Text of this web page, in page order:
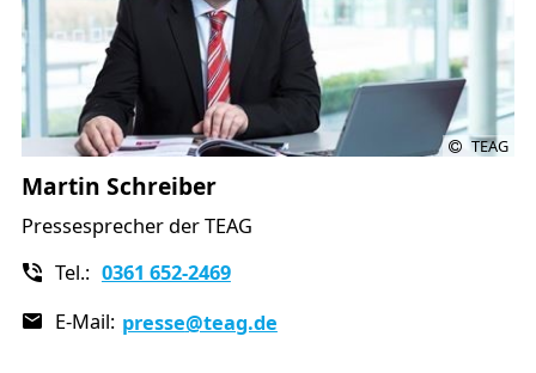
TEAG
Martin Schreiber
Pressesprecher der TEAG
Tel.: 0361 652-2469
E-Mail: presse@teag.de